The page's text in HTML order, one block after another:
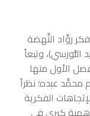
روَّاد النَّهضة
النُّورسي)، وتبعاً
الأول منها
عبده؛ نظراً
الفكرية
كبرى في